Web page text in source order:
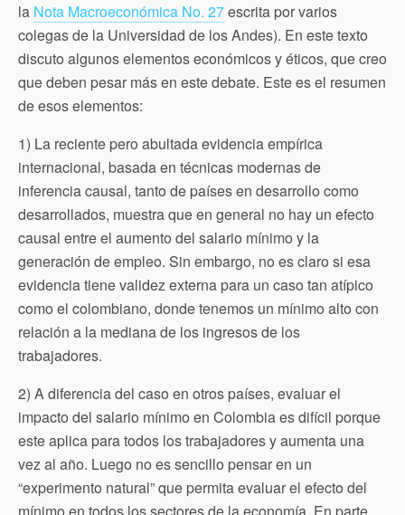
la Nota Macroeconómica No. 27escrita por varios
colegas de la Universidad de los Andes). En este texto
discuto algunos elementos económicos y éticos, que creo
que deben pesar más en este debate. Este es el resumen
de esos elementos:
1) La reciente pero abultada evidencia empírica
internacional, basada en técnicas modernas de
inferencia causal, tanto de países en desarrollo como
desarrollados, muestra que en general no hay un efecto
causal entre el aumento del salario mínimo y la
generación de empleo. Sin embargo, no es claro si esa
evidencia tiene validez externa para un caso tan atípico
como el colombiano, donde tenemos un mínimo alto con
relación a la mediana de los ingresos de los
trabajadores.
2) A diferencia del caso en otros países, evaluar el
impacto del salario mínimo en Colombia es difícil porque
este aplica para todos los trabajadores y aumenta una
vez al año. Luego no es sencillo pensar en un
“experimento natural” que permita evaluar el efecto del